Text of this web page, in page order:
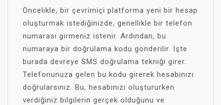
Öncelikle, bir çevrimiçi platforma yeni bir hesap
oluşturmak istediğinizde, genellikle bir telefon
numarası girmeniz istenir. Ardından, bu
numaraya bir doğrulama kodu gönderilir. İşte
burada devreye SMS doğrulama tekniği girer.
Telefonunuza gelen bu kodu girerek hesabınızı
doğrularsınız. Bu, hesabınızı oluştururken
verdiğiniz bilgilerin gerçek olduğunu ve